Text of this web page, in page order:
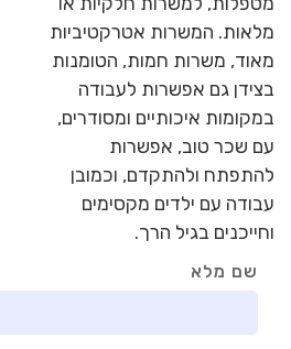
מלאות. המשרות אטרקטיביות
מאוד, משרות חמות, הטומנות
בצידן גם אפשרות לעבודה
במקומות איכותיים ומסודרים,
עם שכר טוב, אפשרות
להתפתח ולהתקדם, וכמובן
עבודה עם ילדים מקסימים
וחייכנים בגיל הרך.
שם מלא